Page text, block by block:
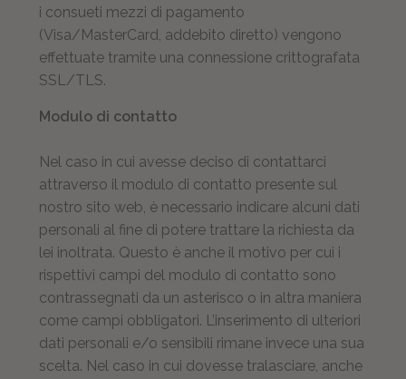
i consueti mezzi di pagamento
(Visa/MasterCard, addebito diretto) vengono
effettuate tramite una connessione crittografata
SSL/TLS.
Modulo di contatto
Nel caso in cui avesse deciso di contattarci
attraverso il modulo di contatto presente sul
nostro sito web, è necessario indicare alcuni dati
personali al fine di potere trattare la richiesta da
lei inoltrata. Questo è anche il motivo per cui i
rispettivi campi del modulo di contatto sono
contrassegnati da un asterisco o in altra maniera
come campi obbligatori. L’inserimento di ulteriori
dati personali e/o sensibili rimane invece una sua
scelta. Nel caso in cui dovesse tralasciare, anche